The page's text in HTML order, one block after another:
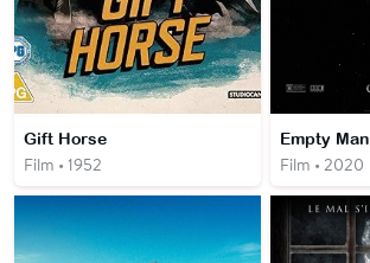
Gift Horse
Film • 1952
Empty Man
Film • 2020